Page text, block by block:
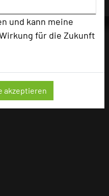
und kann meine
für die Zukunft
Alle akzeptieren